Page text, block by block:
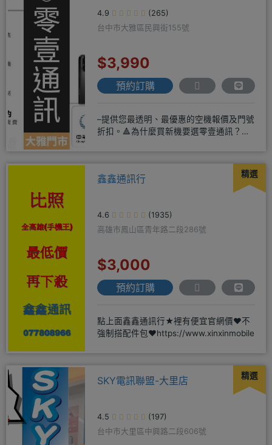
4.9
(265)
台中市大雅區民興街155號
$3,990
預約訂購
–提供您最透明、最優惠的空機報價及門號
折扣。🔺為什麼買新機要選零壹通訊？
精選
鑫鑫通訊行
4.6
(1935)
高雄市鳳山區青年路二段286號
$3,000
預約訂購
點上面鑫鑫通訊行★裡有便宜官網價❤️不
強制搭配件包❤️https://www.xinxinmobile
精選
SKY電訊聯盟-大里店
4.5
(197)
台中市大里區中興路二段606號